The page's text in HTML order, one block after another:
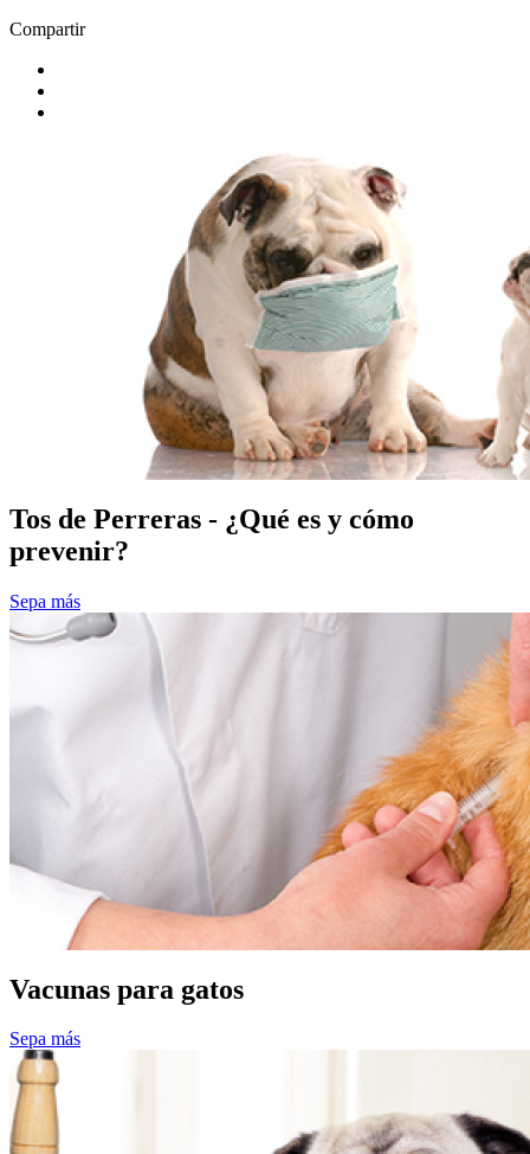
Compartir
Tos de Perreras - ¿Qué es y cómo
prevenir?
Sepa más
Vacunas para gatos
Sepa más